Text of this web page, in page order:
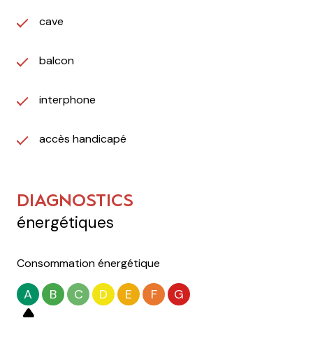
cave
balcon
interphone
accès handicapé
DIAGNOSTICS
énergétiques
Consommation énergétique
A B C D E F G